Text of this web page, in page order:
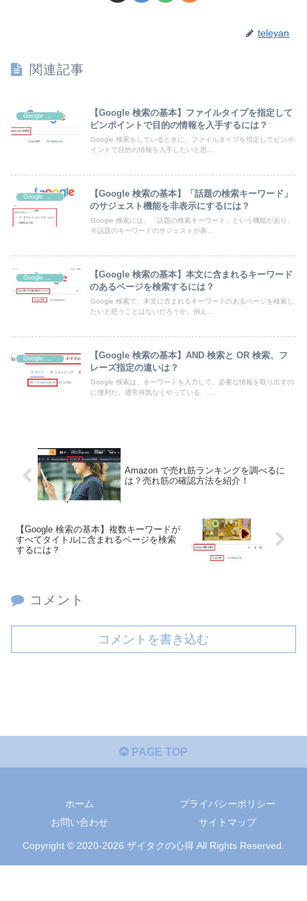
teleyan
関連記事
Google 検索
【Google 検索の基本】ファイルタイプを指定して
ピンポイントで目的の情報を入手するには？
Google 検索をしているときに、ファイルタイプを指定してピンポ
イントで目的の情報を入手したいと思...
Google 検索
【Google 検索の基本】「話題の検索キーワード」
のサジェスト機能を非表示にするには？
Google 検索には、「話題の検索キーワード」という機能があり、
今話題のキーワードのサジェストが表...
Google 検索
【Google 検索の基本】本文に含まれるキーワード
のあるページを検索するには？
Google 検索で、本文に含まれるキーワードのあるページを検索し
たいと思うことはないだろうか。例え...
Google 検索
【Google 検索の基本】AND 検索と OR 検索、フ
レーズ指定の違いは？
Google 検索は、キーワードを入力して、必要な情報を取り出すの
に便利だ。通常何気なくやっている、...
Amazon で売れ筋ランキングを調べるに
は？売れ筋の確認方法を紹介！
【Google 検索の基本】複数キーワードが
すべてタイトルに含まれるページを検索
するには？
コメント
コメントを書き込む
PAGE TOP
ホーム
プライバシーポリシー
お問い合わせ
サイトマップ
Copyright © 2020-2026 ザイタクの心得 All Rights Reserved.